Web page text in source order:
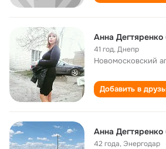
Анна Дегтяренко
41 год,Днепр
Новомосковский
Добавить в
Анна
42 года, Энергодар